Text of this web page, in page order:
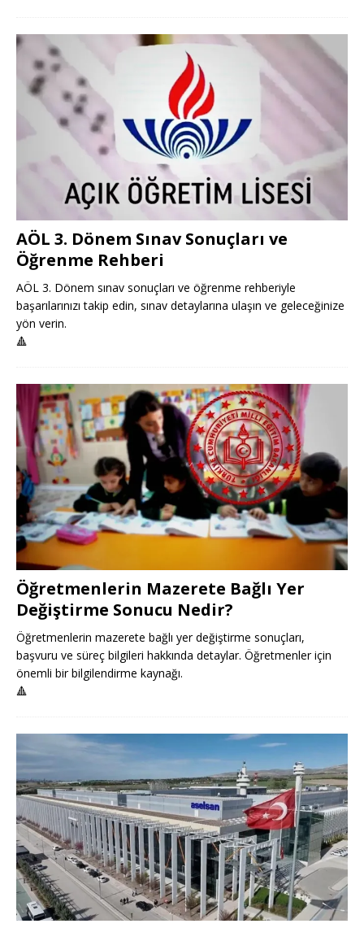
AÖL 3. Dönem Sınav Sonuçları ve
Öğrenme Rehberi
AÖL 3. Dönem sınav sonuçları ve öğrenme rehberiyle
başarılarınızı takip edin, sınav detaylarına ulaşın ve geleceğinize
yön verin.
🔺
Öğretmenlerin Mazerete Bağlı Yer
Değiştirme Sonucu Nedir?
Öğretmenlerin mazerete bağlı yer değiştirme sonuçları,
başvuru ve süreç bilgileri hakkında detaylar. Öğretmenler için
önemli bir bilgilendirme kaynağı.
🔺